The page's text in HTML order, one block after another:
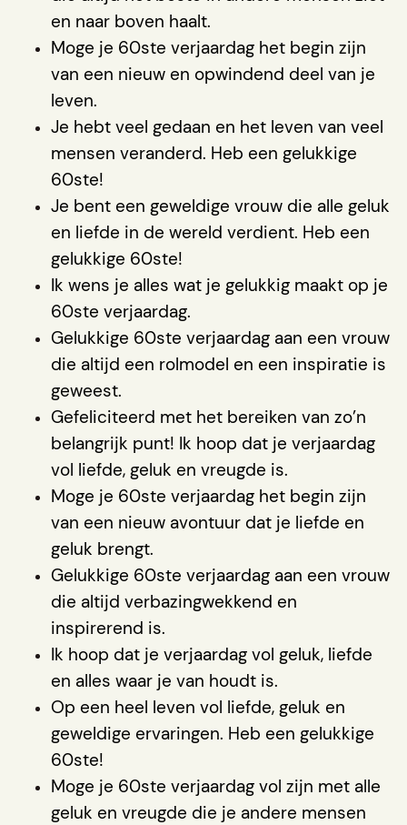
en naar boven haalt.
Moge je 60ste verjaardag het begin zijn
van een nieuw en opwindend deel van je
leven.
Je hebt veel gedaan en het leven van veel
mensen veranderd. Heb een gelukkige
60ste!
Je bent een geweldige vrouw die alle geluk
en liefde in de wereld verdient. Heb een
gelukkige 60ste!
Ik wens je alles wat je gelukkig maakt op je
60ste verjaardag.
Gelukkige 60ste verjaardag aan een vrouw
die altijd een rolmodel en een inspiratie is
geweest.
Gefeliciteerd met het bereiken van zo’n
belangrijk punt! Ik hoop dat je verjaardag
vol liefde, geluk en vreugde is.
Moge je 60ste verjaardag het begin zijn
van een nieuw avontuur dat je liefde en
geluk brengt.
Gelukkige 60ste verjaardag aan een vrouw
die altijd verbazingwekkend en
inspirerend is.
Ik hoop dat je verjaardag vol geluk, liefde
en alles waar je van houdt is.
Op een heel leven vol liefde, geluk en
geweldige ervaringen. Heb een gelukkige
60ste!
Moge je 60ste verjaardag vol zijn met alle
geluk en vreugde die je andere mensen